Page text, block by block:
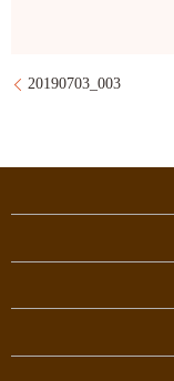
20190703_003